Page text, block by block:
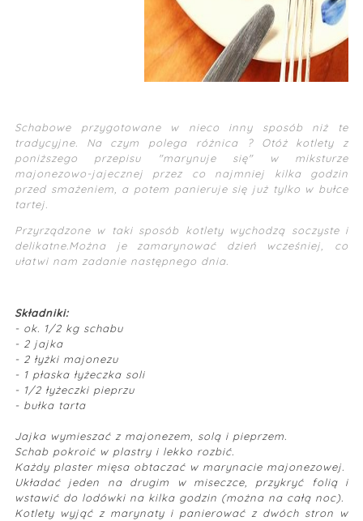
Schabowe przygotowane w nieco inny sposób niż te
tradycyjne. Na czym polega różnica ? Otóż kotlety z
poniższego przepisu "marynuje się" w miksturze
majonezowo-jajecznej przez co najmniej kilka godzin
przed smażeniem, a potem panieruje się już tylko w bułce
tartej.
Przyrządzone w taki sposób kotlety wychodzą soczyste i
delikatne.Można je zamarynować dzień wcześniej, co
ułatwi nam zadanie następnego dnia.
Składniki:
- ok. 1/2 kg schabu
- 2 jajka
- 2 łyżki majonezu
- 1 płaska łyżeczka soli
- 1/2 łyżeczki pieprzu
- bułka tarta
Jajka wymieszać z majonezem, solą i pieprzem.
Schab pokroić w plastry i lekko rozbić.
Każdy plaster mięsa obtaczać w marynacie majonezowej.
Układać jeden na drugim w miseczce, przykryć folią i
wstawić do lodówki na kilka godzin (można na całą noc).
Kotlety wyjąć z marynaty i panierować z dwóch stron w